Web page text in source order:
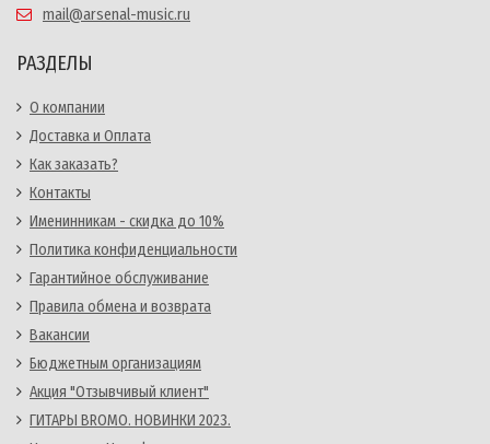
mail@arsenal-music.ru
РАЗДЕЛЫ
О компании
Доставка и Оплата
Как заказать?
Контакты
Именинникам - скидка до 10%
Политика конфиденциальности
Гарантийное обслуживание
Правила обмена и возврата
Вакансии
Бюджетным организациям
Акция "Отзывчивый клиент"
ГИТАРЫ BROMO. НОВИНКИ 2023.